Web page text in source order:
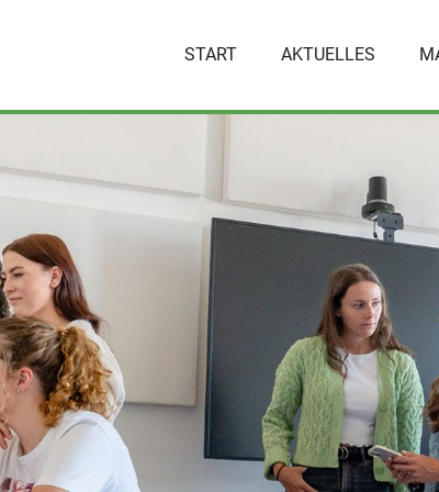
START AKTUELLES